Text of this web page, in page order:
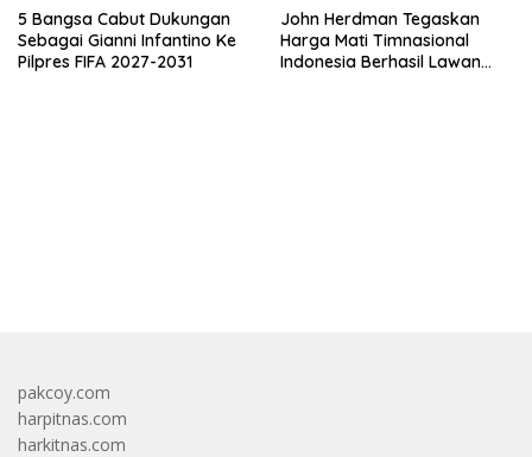
5 Bangsa Cabut Dukungan
Sebagai Gianni Infantino Ke
Pilpres FIFA 2027-2031
John Herdman Tegaskan
Harga Mati Timnasional
Indonesia Berhasil Lawan
pakcoy.com
harpitnas.com
harkitnas.com